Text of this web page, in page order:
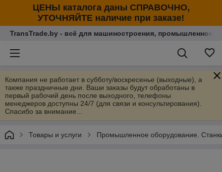
ЦЕНЫ каталога даны СПРАВОЧНО,
УТОЧНЯЙТЕ наличие при заказе!
TransTrade.by - всё для машиностроения,
Компания не работает в субботу/воскресенье (выходные), а
также праздничные дни. Ваши заказы будут обработаны в
первый рабочий день после выходного, телефоны
менеджеров доступны 24/7 (для связи и консультирования).
Спасибо за внимание...
Товары и услуги Промышленное оборудование.